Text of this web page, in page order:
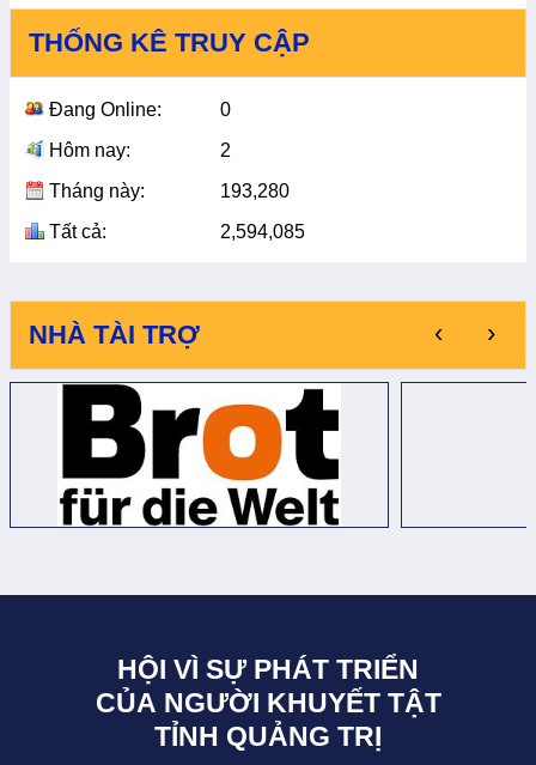
THỐNG KÊ TRUY CẬP
Đang Online:
0
Hôm nay:
2
Tháng này:
193,280
Tất cả:
2,594,085
NHÀ TÀI TRỢ ‹ ›
HỘI VÌ SỰ PHÁT TRIỂN
CỦA NGƯỜI KHUYẾT TẬT
TỈNH QUẢNG TRỊ